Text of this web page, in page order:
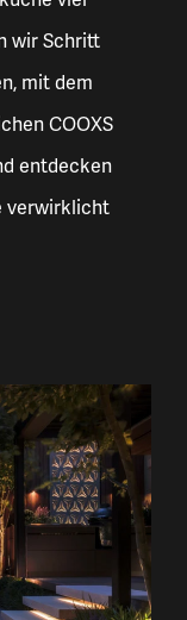
wir Schritt
mit dem
COOXS
entdecken
verwirklicht